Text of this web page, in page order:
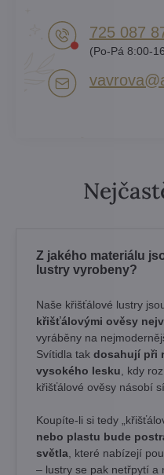
725 087
(Po-Pá 8:00-
Z jakého materiálu
lustry vyrobeny?
Naše křišťálové lustry
křišťálovými ověsy
vyráběny na
Svítidla tak dosahují při
vysokého lesku , kdy
křišťálové ověsy násobí
Koupíte-li si tedy
nebo plastu bude
světla , které nabízejí
– lustry se pak netřpytí a